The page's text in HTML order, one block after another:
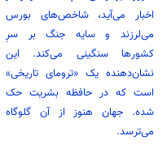
اخبار می‌آید، شاخص‌های بورس
می‌لرزند و سایه جنگ بر سرِ
کشورها سنگینی می‌کند. این
نشان‌دهنده یک «ترومای تاریخی»
است که در حافظه بشریت حک
شده. جهان هنوز از آن گلوگاه
می‌ترسد.